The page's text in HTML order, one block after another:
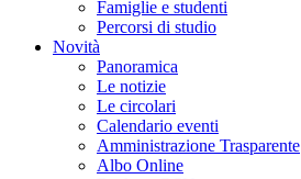
Famiglie e studenti
Percorsi di studio
Novità
Panoramica
Le notizie
Le circolari
Calendario eventi
Amministrazione Trasparente
Albo Online